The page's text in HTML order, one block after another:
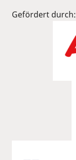
Gefördert durch: